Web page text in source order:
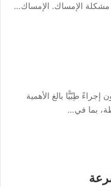
الإمساك. الإمساك…
طِبّيًّا بالغ الأهمية
بما في…